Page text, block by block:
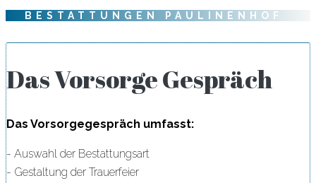
BESTATTUNGEN PAULINENHOF
Das Vorsorge Gespräch
Das Vorsorgegespräch umfasst:
- Auswahl der Bestattungsart
- Gestaltung der Trauerfeier